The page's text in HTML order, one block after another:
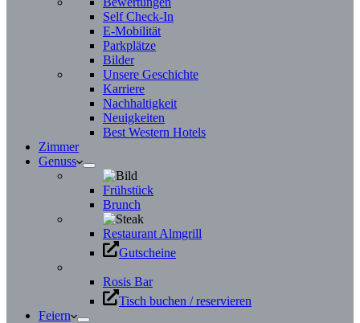
Self Check-In
E-Mobilität
Parkplätze
Bilder
Unsere Geschichte
Karriere
Nachhaltigkeit
Neuigkeiten
Best Western Hotels
Zimmer
Genuss
Frühstück
Brunch
Restaurant Almgrill
Gutscheine
Rosis Bar
Tisch buchen / reservieren
Feiern